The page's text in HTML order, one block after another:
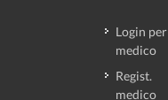
Login per
medico
Regist.
medico